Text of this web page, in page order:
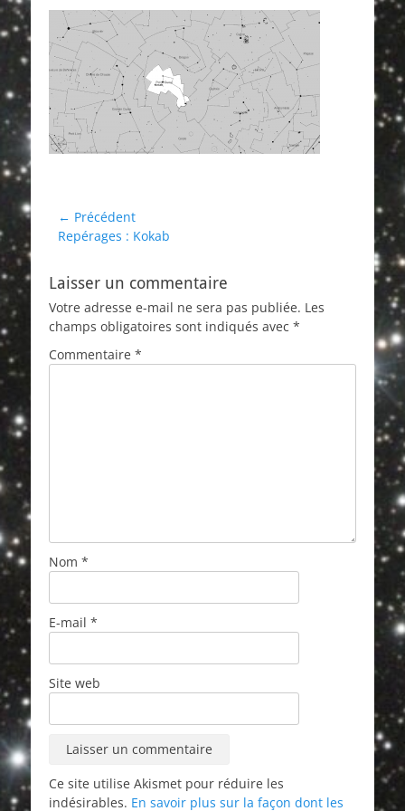
Navigation
de
← Précédent
Article
Repérages : Kokab
Laisser un commentaire
Votre adresse e-mail ne sera pas publiée. Les
champs obligatoires sont indiqués avec *
Commentaire *
Nom *
E-mail *
Site web
Ce site utilise Akismet pour réduire les
indésirables. En savoir plus sur la façon dont les